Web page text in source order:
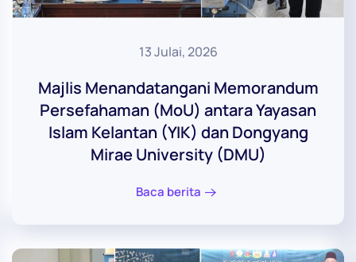
13 Julai, 2026
Majlis Menandatangani Memorandum
Persefahaman (MoU) antara Yayasan
Islam Kelantan (YIK) dan Dongyang
Mirae University (DMU)
Baca berita